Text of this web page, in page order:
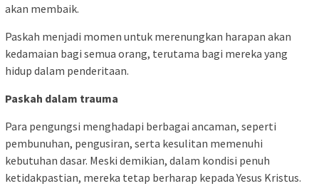
akan membaik.
Paskah menjadi momen untuk merenungkan harapan akan
kedamaian bagi semua orang, terutama bagi mereka yang
hidup dalam penderitaan.
Paskah dalam trauma
Para pengungsi menghadapi berbagai ancaman, seperti
pembunuhan, pengusiran, serta kesulitan memenuhi
kebutuhan dasar. Meski demikian, dalam kondisi penuh
ketidakpastian, mereka tetap berharap kepada Yesus Kristus.